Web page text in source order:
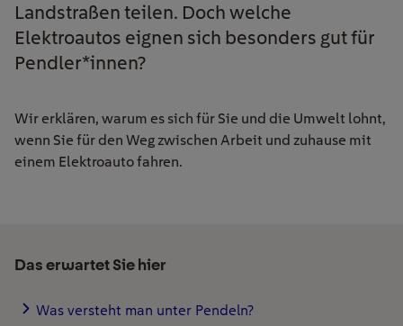
Landstraßen teilen. Doch welche
Elektroautos eignen sich besonders gut für
Pendler*innen?
Wir erklären, warum es sich für Sie und die Umwelt lohnt,
wenn Sie für den Wegzwischen Arbeit und zuhause mit
einem Elektroautofahren.
Das erwartet Sie hier
Was versteht man unter Pendeln?